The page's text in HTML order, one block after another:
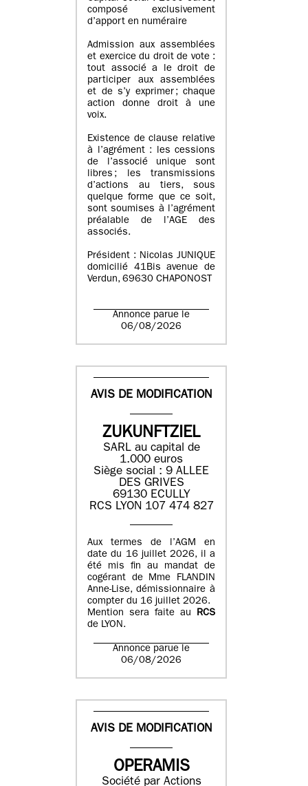
composé exclusivement
d’apport en numéraire
Admission aux assemblées
et exercice du droit de vote :
tout associé a le droit de
participer aux assemblées
et de s’y exprimer ; chaque
action donne droit à une
voix.
Existence de clause relative
à l’agrément : les cessions
de l’associé unique sont
libres ; les transmissions
d’actions au tiers, sous
quelque forme que ce soit,
sont soumises à l’agrément
préalable de l’AGE des
associés.
Président : Nicolas JUNIQUE
domicilié 41Bis avenue de
Verdun, 69630 CHAPONOST
Annonce parue le
06/08/2026
AVIS DE MODIFICATION
ZUKUNFTZIEL
SARL au capital de
1.000 euros
Siège social : 9 ALLEE
DES GRIVES
69130 ECULLY
RCS LYON 107 474 827
Aux termes de l’AGM en
date du 16 juillet 2026, il a
été mis fin au mandat de
cogérant de Mme FLANDIN
Anne-Lise, démissionnaire à
compter du 16 juillet 2026.
Mention sera faite au RCS
de LYON.
Annonce parue le
06/08/2026
AVIS DE MODIFICATION
OPERAMIS
Société par Actions